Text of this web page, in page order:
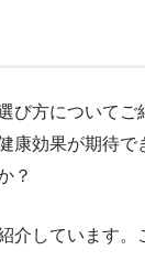
び方について
康効果が期待
？
介しています